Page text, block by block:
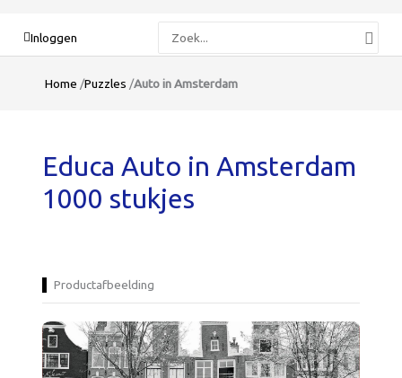
Inloggen
naar:
Home /Puzzles /Auto in Amsterdam
Educa Auto in Amsterdam
1000 stukjes
Productafbeelding